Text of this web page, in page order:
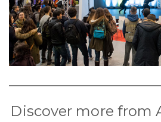
Discover more from